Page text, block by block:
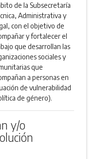
de la Subsecretaría
Administrativa y
con el objetivo de
y fortalecer el
que desarrollan las
sociales y
que
a personas en
de vulnerabilidad
de género).
y/o